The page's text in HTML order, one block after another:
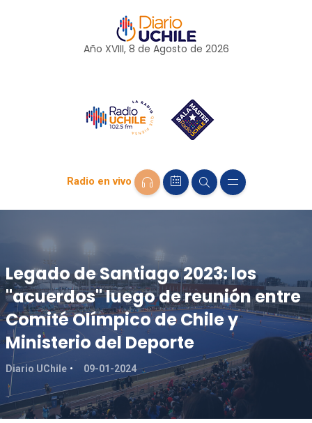
Año XVIII, 8 de Agosto de 2026
Radio en vivo
Legado de Santiago 2023: los
"acuerdos" luego de reunión entre
Comité Olímpico de Chile y
Ministerio del Deporte
Diario UChile 09-01-2024